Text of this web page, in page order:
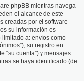
phpBB mientras navega
el alcance de este
creadas por el software
su información es
limitado a: envíos como
su registro en
“su cuenta”) y mensajes
se haya identificado (de